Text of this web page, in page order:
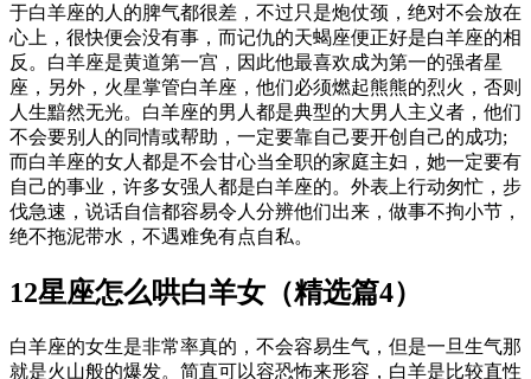
于白羊座的人的脾气都很差，不过只是炮仗颈，绝对不会放在
心上，很快便会没有事，而记仇的天蝎座便正好是白羊座的相
反。白羊座是黄道第一宫，因此他最喜欢成为第一的强者星
座，另外，火星掌管白羊座，他们必须燃起熊熊的烈火，否则
人生黯然无光。白羊座的男人都是典型的大男人主义者，他们
不会要别人的同情或帮助，一定要靠自己要开创自己的成功;
而白羊座的女人都是不会甘心当全职的家庭主妇，她一定要有
自己的事业，许多女强人都是白羊座的。外表上行动匆忙，步
伐急速，说话自信都容易令人分辨他们出来，做事不拘小节，
绝不拖泥带水，不遇难免有点自私。
12星座怎么哄白羊女（精选篇4）
白羊座的女生是非常率真的，不会容易生气，但是一旦生气那
就是火山般的爆发。简直可以容恐怖来形容，白羊是比较直性